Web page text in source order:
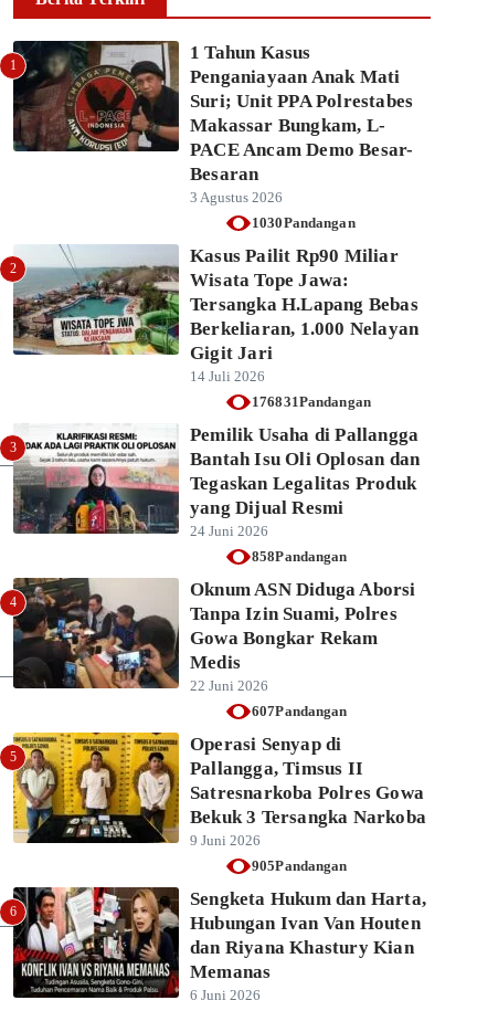
melalui Kasat Resnarkoba...
Baca lebih lanjut
1
1 Tahun Kasus
Penganiayaan Anak Mati
Suri; Unit PPA Polrestabes
Makassar Bungkam, L-
PACE Ancam Demo Besar-
Besaran
3 Agustus 2026
1030Pandangan
2
Kasus Pailit Rp90 Miliar
Wisata Tope Jawa:
Tersangka H.Lapang Bebas
Berkeliaran, 1.000 Nelayan
Gigit Jari
14 Juli 2026
176831Pandangan
3
Pemilik Usaha di Pallangga
Bantah Isu Oli Oplosan dan
Tegaskan Legalitas Produk
yang Dijual Resmi
24 Juni 2026
858Pandangan
4
Oknum ASN Diduga Aborsi
Tanpa Izin Suami, Polres
Gowa Bongkar Rekam
Medis
22 Juni 2026
607Pandangan
5
Operasi Senyap di
Pallangga, Timsus II
Satresnarkoba Polres Gowa
Bekuk 3 Tersangka Narkoba
9 Juni 2026
905Pandangan
6
Sengketa Hukum dan Harta,
Hubungan Ivan Van Houten
dan Riyana Khastury Kian
Memanas
6 Juni 2026